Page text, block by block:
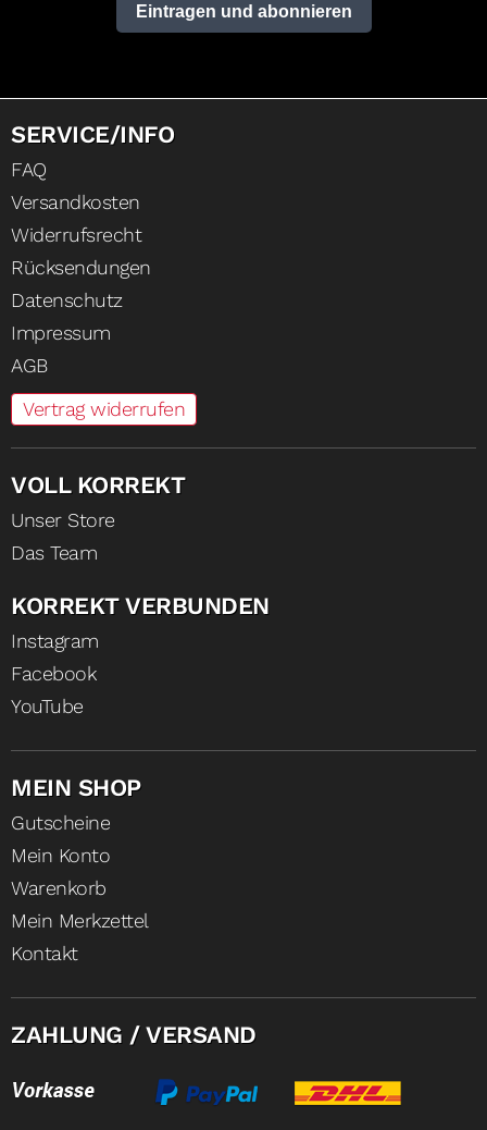
Eintragen und abonnieren
SERVICE/INFO
FAQ
Versandkosten
Widerrufsrecht
Rücksendungen
Datenschutz
Impressum
AGB
Vertrag widerrufen
VOLL KORREKT
Unser Store
Das Team
KORREKT VERBUNDEN
Instagram
Facebook
YouTube
MEIN SHOP
Gutscheine
Mein Konto
Warenkorb
Mein Merkzettel
Kontakt
ZAHLUNG / VERSAND